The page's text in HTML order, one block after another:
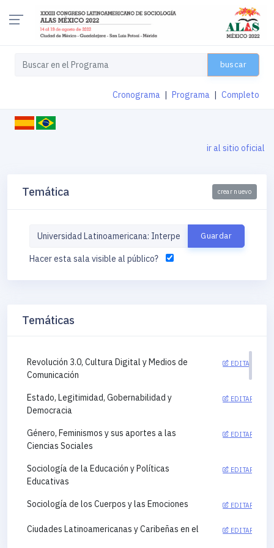
buscar
Cronograma Programa Completo
ir al sitio oficial
Temática crear nuevo
Hacer esta sala visible al público?
Temáticas
Revolución 3.0, Cultura Digital y Medios de
Comunicación
EDITAR
Estado, Legitimidad, Gobernabilidad y
Democracia
EDITAR
Género, Feminismos y sus aportes a las
Ciencias Sociales
EDITAR
Sociología de la Educación y Políticas
Educativas
EDITAR
Sociología de los Cuerpos y las Emociones EDITAR
Ciudades Latinoamericanas y Caribeñas en el
EDITAR